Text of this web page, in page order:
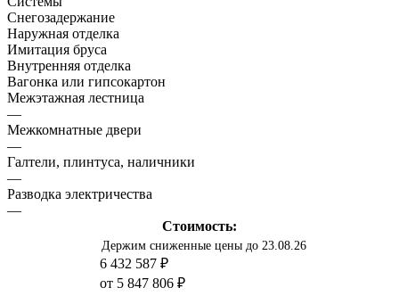
Снегозадержание
Наружная отделка
Имитация бруса
Внутренняя отделка
Вагонка или гипсокартон
Межэтажная лестница
—
Межкомнатные двери
—
Галтели, плинтуса, наличники
—
Разводка электричества
—
Стоимость:
Держим сниженные цены до 23.08.26
6 432 587 ₽
от 5 847 806 ₽